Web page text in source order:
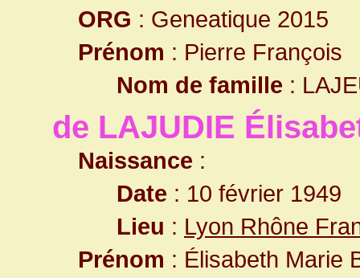
ORG : Geneatique 2015
Prénom : Pierre François
Nom de famille :
de LAJUDIE
Naissance :
Date : 10 février 1949
Lieu : Lyon Rhône
Prénom : Élisabeth Marie